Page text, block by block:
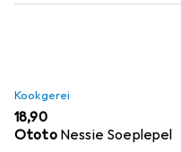
Kookgerei
EUR
18,90
Ototo Nessie Soeplepel